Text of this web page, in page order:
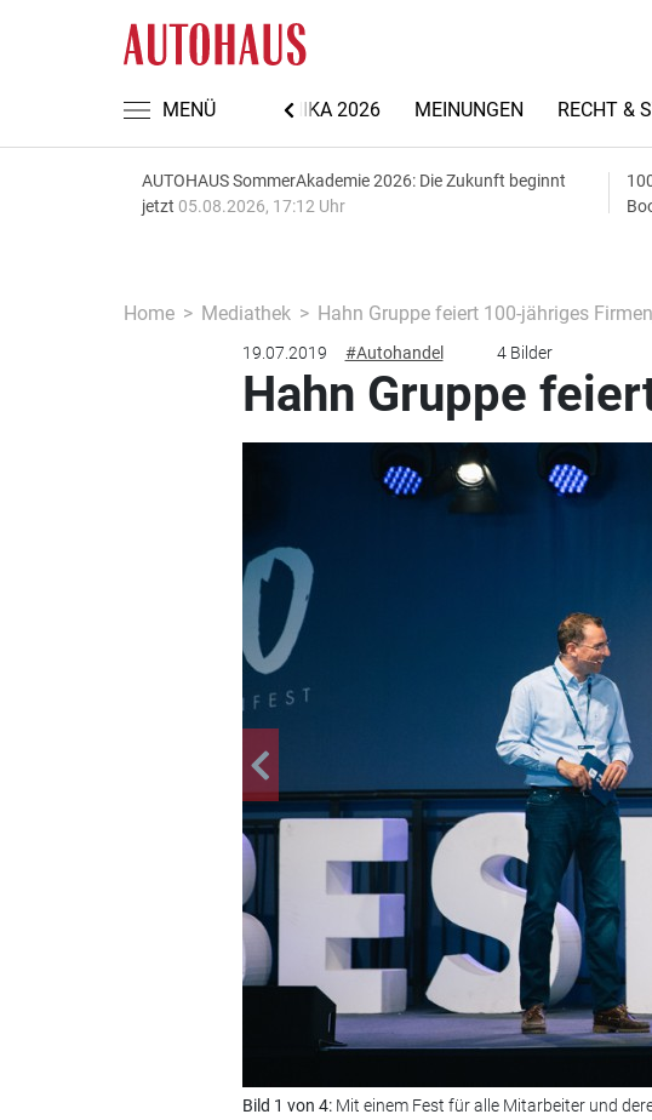
MENÜ
NACHRICHTEN AUTOMECHANIKA 2026 MEINUNGEN RECHT &
AUTOHAUS SommerAkademie 2026: Die Zukunft beginnt
jetzt 05.08.2026, 17:12 Uhr
Home Mediathek Hahn Gruppe feiert 100-jähriges
19.07.2019 #Autohandel 4 Bilder
Hahn Gruppe
Bild 1 von 4: Mit einem Fest für alle Mitarbeiter und